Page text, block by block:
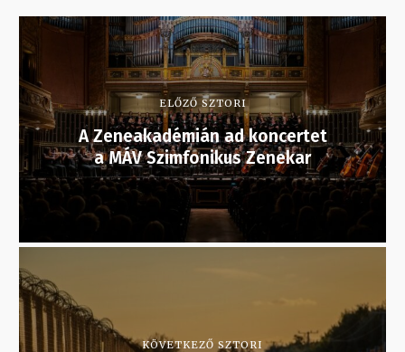
ELŐZŐ SZTORI
A Zeneakadémián ad koncertet
a MÁV Szimfonikus Zenekar
KÖVETKEZŐ SZTORI